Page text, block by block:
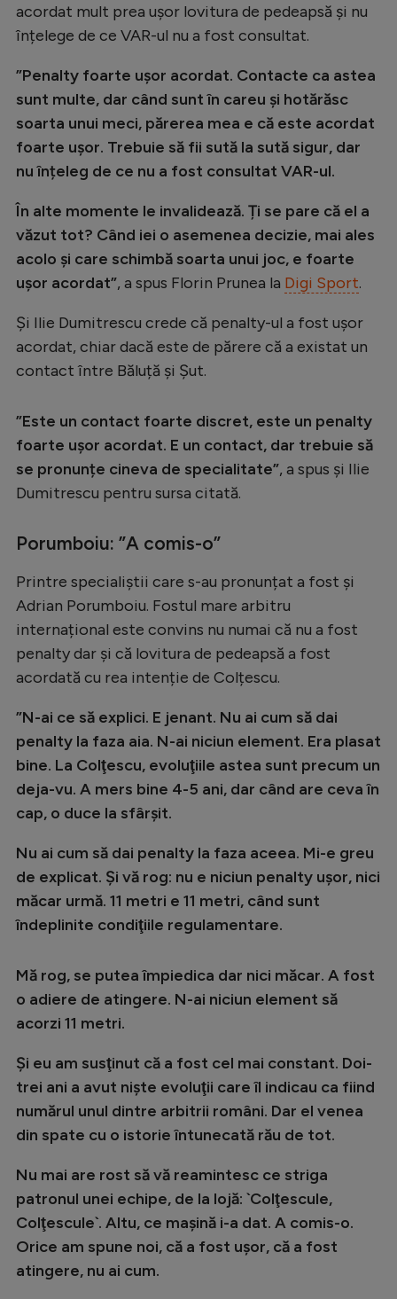
Auto
Ciclism
Alte sporturi
JO 2024
JO 2026
Creează cont
acordat mult prea ușor lovitura de pedeapsă și nu
înțelege de ce VAR-ul nu a fost consultat.
”Penalty foarte ușor acordat. Contacte ca astea
sunt multe, dar când sunt în careu și hotărăsc
soarta unui meci, părerea mea e că este acordat
foarte ușor. Trebuie să fii sută la sută sigur, dar
nu înțeleg de ce nu a fost consultat VAR-ul.
În alte momente le invalidează. Ți se pare că el a
văzut tot? Când iei o asemenea decizie, mai ales
acolo și care schimbă soarta unui joc, e foarte
ușor acordat”, a spus Florin Prunea la Digi Sport.
Și Ilie Dumitrescu crede că penalty-ul a fost ușor
acordat, chiar dacă este de părere că a existat un
contact între Băluță și Șut.
”Este un contact foarte discret, este un penalty
foarte ușor acordat. E un contact, dar trebuie să
se pronunțe cineva de specialitate”, a spus și Ilie
Dumitrescu pentru sursa citată.
Porumboiu: ”A comis-o”
Printre specialiștii care s-au pronunțat a fost și
Adrian Porumboiu. Fostul mare arbitru
internațional este convins nu numai că nu a fost
penalty dar și că lovitura de pedeapsă a fost
acordată cu rea intenție de Colțescu.
”N-ai ce să explici. E jenant. Nu ai cum să dai
penalty la faza aia. N-ai niciun element. Era plasat
bine. La Colţescu, evoluţiile astea sunt precum un
deja-vu. A mers bine 4-5 ani, dar când are ceva în
cap, o duce la sfârşit.
Nu ai cum să dai penalty la faza aceea. Mi-e greu
de explicat. Şi vă rog: nu e niciun penalty uşor, nici
măcar urmă. 11 metri e 11 metri, când sunt
îndeplinite condiţiile regulamentare.
Mă rog, se putea împiedica dar nici măcar. A fost
o adiere de atingere. N-ai niciun element să
acorzi 11 metri.
Şi eu am susţinut că a fost cel mai constant. Doi-
trei ani a avut nişte evoluţii care îl indicau ca fiind
numărul unul dintre arbitrii români. Dar el venea
din spate cu o istorie întunecată rău de tot.
Nu mai are rost să vă reamintesc ce striga
patronul unei echipe, de la lojă: `Colţescule,
Colţescule`. Altu, ce maşină i-a dat. A comis-o.
Orice am spune noi, că a fost uşor, că a fost
atingere, nu ai cum.